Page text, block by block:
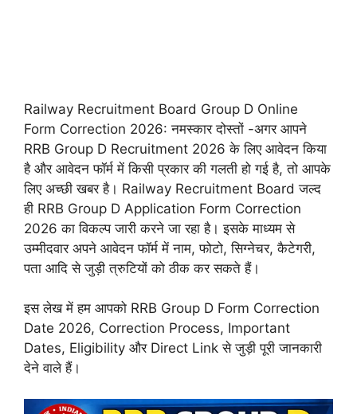
Railway Recruitment Board Group D Online
Form Correction 2026: नमस्कार दोस्तों -अगर आपने
RRB Group D Recruitment 2026 के लिए आवेदन किया
है और आवेदन फॉर्म में किसी प्रकार की गलती हो गई है, तो आपके
लिए अच्छी खबर है। Railway Recruitment Board जल्द
ही RRB Group D Application Form Correction
2026 का विकल्प जारी करने जा रहा है। इसके माध्यम से
उम्मीदवार अपने आवेदन फॉर्म में नाम, फोटो, सिग्नेचर, कैटेगरी,
पता आदि से जुड़ी त्रुटियों को ठीक कर सकते हैं।
इस लेख में हम आपको RRB Group D Form Correction
Date 2026, Correction Process, Important
Dates, Eligibility और Direct Link से जुड़ी पूरी जानकारी
देने वाले हैं।